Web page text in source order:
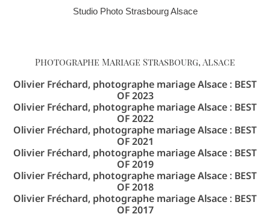
Studio Photo Strasbourg Alsace
Photographe Mariage Strasbourg, Alsace
Olivier Fréchard, photographe mariage Alsace : BEST
OF 2023
Olivier Fréchard, photographe mariage Alsace : BEST
OF 2022
Olivier Fréchard, photographe mariage Alsace : BEST
OF 2021
Olivier Fréchard, photographe mariage Alsace : BEST
OF 2019
Olivier Fréchard, photographe mariage Alsace : BEST
OF 2018
Olivier Fréchard, photographe mariage Alsace : BEST
OF 2017